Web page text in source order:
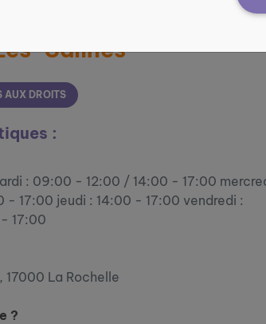
de La Rochelle -
Salines
AUX DROITS
:
: 09:00 - 12:00 / 14:00 - 17:00
17:00 jeudi : 14:00 - 17:00 vendredi :
17:00
17000 La Rochelle
?